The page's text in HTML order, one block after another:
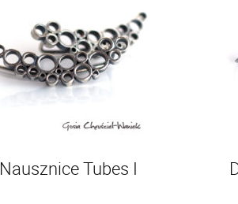
Nausznice Tubes I